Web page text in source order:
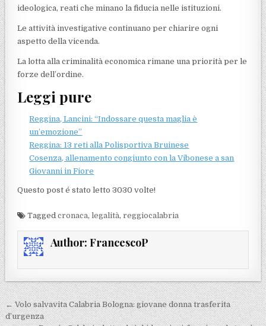
ideologica, reati che minano la fiducia nelle istituzioni.
Le attività investigative continuano per chiarire ogni
aspetto della vicenda.
La lotta alla criminalità economica rimane una priorità per le
forze dell’ordine.
Leggi pure
Reggina, Lancini: “Indossare questa maglia è
un’emozione”
Reggina: 13 reti alla Polisportiva Bruinese
Cosenza, allenamento congiunto con la Vibonese a san
Giovanni in Fiore
Questo post é stato letto 3030 volte!
Taggedcronaca,legalità,reggiocalabria
Author: FrancescoP
Navigazione articoli
← Volo salvavita Calabria Bologna: giovane donna trasferita
d’urgenza